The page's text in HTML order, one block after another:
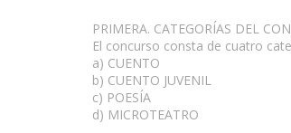
PRIMERA. CATEGORÍAS DEL
El concurso consta de cuatro
a) CUENTO
b) CUENTO JUVENIL
c) POESÍA
d) MICROTEATRO